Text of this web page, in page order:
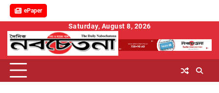
ePaper
content
Saturday, August 8, 2026